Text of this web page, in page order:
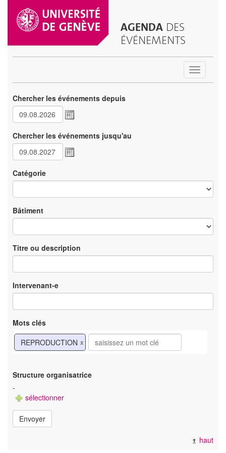
AGENDA DES
ÉVÉNEMENTS
Toggle
Chercher les événements depuis
Chercher les événements jusqu'au
Catégorie
Bâtiment
Titre ou description
Intervenant-e
Mots clés
REPRODUCTION x
Structure organisatrice
-
sélectionner
Envoyer
haut